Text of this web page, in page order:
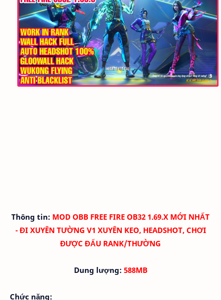
Thông tin: MOD OBB FREE FIRE OB32 1.69.X MỚI NHẤT
- ĐI XUYÊN TƯỜNG V1 XUYÊN KEO, HEADSHOT, CHƠI
ĐƯỢC ĐẤU RANK/THƯỜNG
Dung lượng: 588MB
Chức năng: